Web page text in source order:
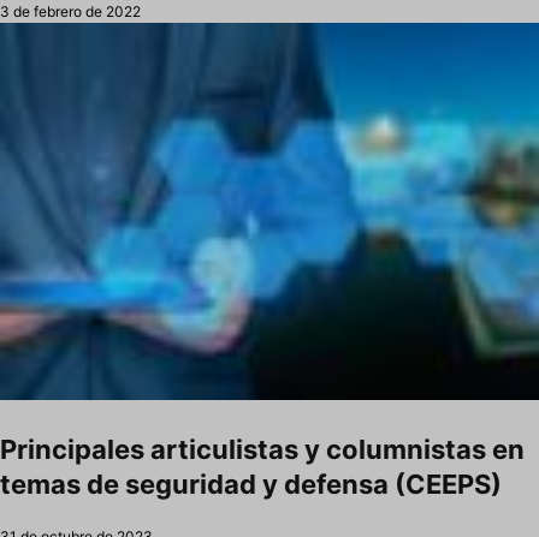
3 de febrero de 2022
Principales articulistas y columnistas en
temas de seguridad y defensa (CEEPS)